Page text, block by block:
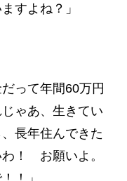
すよね？」
って年間60万円
ゃあ、生きてい
長年住んできた
！ お願いよ。
！」